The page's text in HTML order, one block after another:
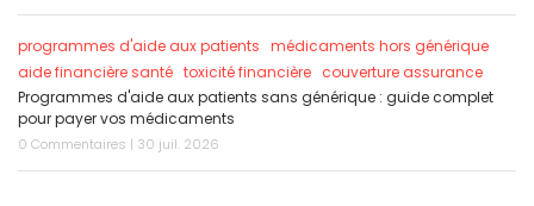
programmes d'aide aux patients médicaments hors générique
aide financière santé toxicité financière couverture assurance
Programmes d'aide aux patients sans générique : guide complet
pour payer vos médicaments
0 Commentaires | 30 juil. 2026